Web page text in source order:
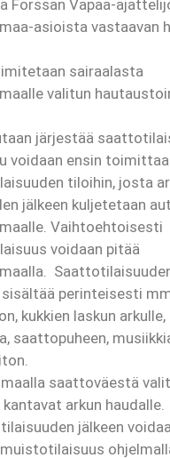
Forssan Vapaa-
asioista vastaavan
sairaalasta
valitun
järjestää
voidaan ensin toimittaa
tiloihin, josta
jälkeen kuljetetaan
Vaihtoehtoisesti
voidaan pitää
perinteisesti
kukkien laskun arkulle,
saattopuheen,
saattoväestä
arkun haudalle.
jälkeen